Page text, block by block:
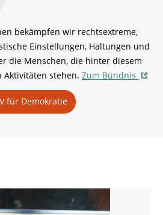
bekämpfen wir rechtsextreme,
Einstellungen, Haltungen und
die Menschen, die hinter diesem
Aktivitäten stehen. Zum Bündnis
für Demokratie